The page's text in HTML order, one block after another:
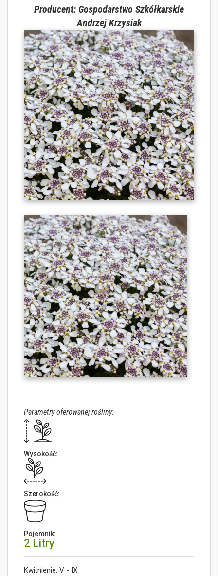
Producent: Gospodarstwo Szkółkarskie
Andrzej Krzysiak
Parametry oferowanej rośliny:
Wysokość:
Szerokość:
Pojemnik:
2 Litry
Kwitnienie: V - IX